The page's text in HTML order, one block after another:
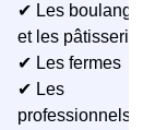
✔ Les
et les pâtisseries
✔ Les fermes
✔ Les
professionnels